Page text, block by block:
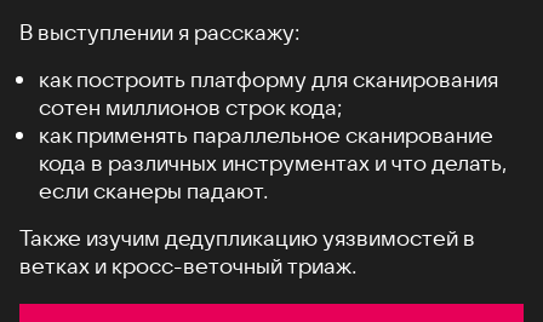
В выступлении я расскажу:
как построить платформу для сканирования
сотен миллионов строк кода;
как применять параллельное сканирование
кода в различных инструментах и что делать,
если сканеры падают.
Также изучим дедупликацию уязвимостей в
ветках и кросс-веточный триаж.